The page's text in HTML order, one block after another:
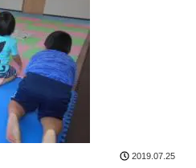
2019.07.25